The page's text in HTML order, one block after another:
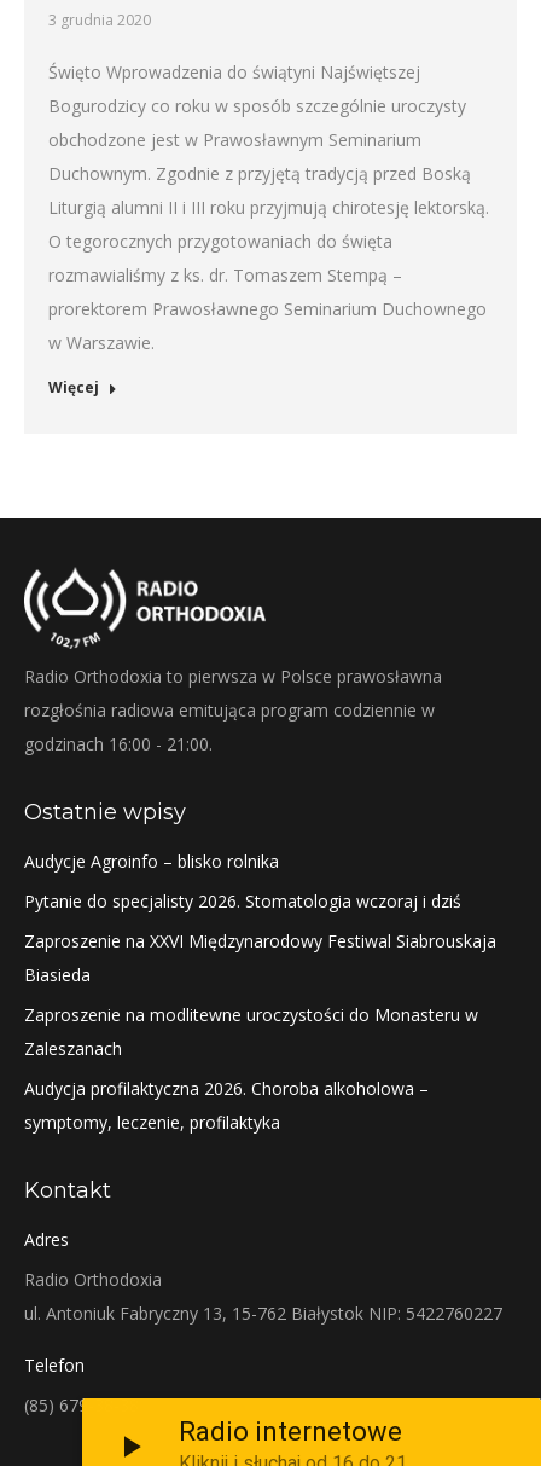
3 grudnia 2020
Święto Wprowadzenia do świątyni Najświętszej
Bogurodzicy co roku w sposób szczególnie uroczysty
obchodzone jest w Prawosławnym Seminarium
Duchownym. Zgodnie z przyjętą tradycją przed Boską
Liturgią alumni II i III roku przyjmują chirotesję lektorską.
O tegorocznych przygotowaniach do święta
rozmawialiśmy z ks. dr. Tomaszem Stempą –
prorektorem Prawosławnego Seminarium Duchownego
w Warszawie.
Więcej
Radio Orthodoxia to pierwsza w Polsce prawosławna
rozgłośnia radiowa emitująca program codziennie w
godzinach 16:00 - 21:00.
Ostatnie wpisy
Audycje Agroinfo – blisko rolnika
Pytanie do specjalisty 2026. Stomatologia wczoraj i dziś
Zaproszenie na XXVI Międzynarodowy Festiwal Siabrouskaja
Biasieda
Zaproszenie na modlitewne uroczystości do Monasteru w
Zaleszanach
Audycja profilaktyczna 2026. Choroba alkoholowa –
symptomy, leczenie, profilaktyka
Kontakt
Adres
Radio Orthodoxia
ul. Antoniuk Fabryczny 13, 15-762 Białystok NIP: 5422760227
Telefon
(85) 679-38-38
Radio internetowe